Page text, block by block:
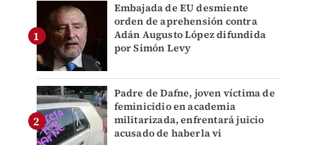
Embajada de EU desmiente
orden de aprehensión contra
Adán Augusto López difundida
por Simón Levy
Padre de Dafne, joven víctima de
feminicidio en academia
militarizada, enfrentará juicio
acusado de haberla vi